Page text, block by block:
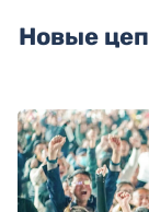
Новые